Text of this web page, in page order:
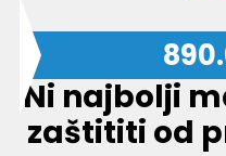
Ni najbolji
zaštititi od